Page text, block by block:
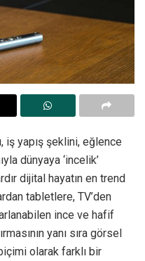
iş yapış şeklini, eğlence
dünyaya ‘incelik’
dijital hayatın en trend
tabletlere, TV’den
ince ve hafif
yanı sıra görsel
olarak farklı bir